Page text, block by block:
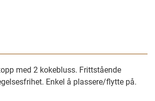
med 2 kokebluss. Frittstående
Enkel å plassere/flytte på.